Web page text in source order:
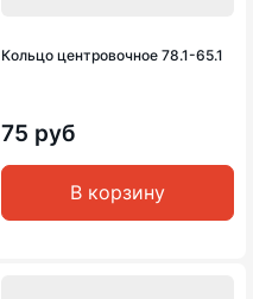
Кольцо центровочное 78.1-65.1
75 руб
В корзину